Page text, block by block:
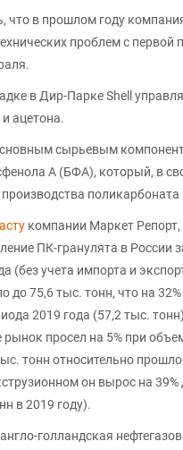
что в прошлом году
проблем с первой
в Дир-Парке Shell
ацетона.
сырьевым
А (БФА), который, в
производства
компании Маркет
ПК-гранулята в России
(без учета импорта и
до 75,6 тыс. тонн, что на
2019 года (57,2 тыс.
рынок просел на 5% при
тонн относительно
он вырос на 39%
в 2019 году).
голландская